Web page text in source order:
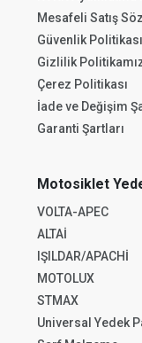
Mesafeli Satış
Güvenlik Politikası
Gizlilik
Çerez Politikası
İade ve Değişim
Garanti Şartları
Motosiklet
VOLTA-APEC
ALTAİ
IŞILDAR/APACHİ
MOTOLUX
STMAX
Universal Yedek